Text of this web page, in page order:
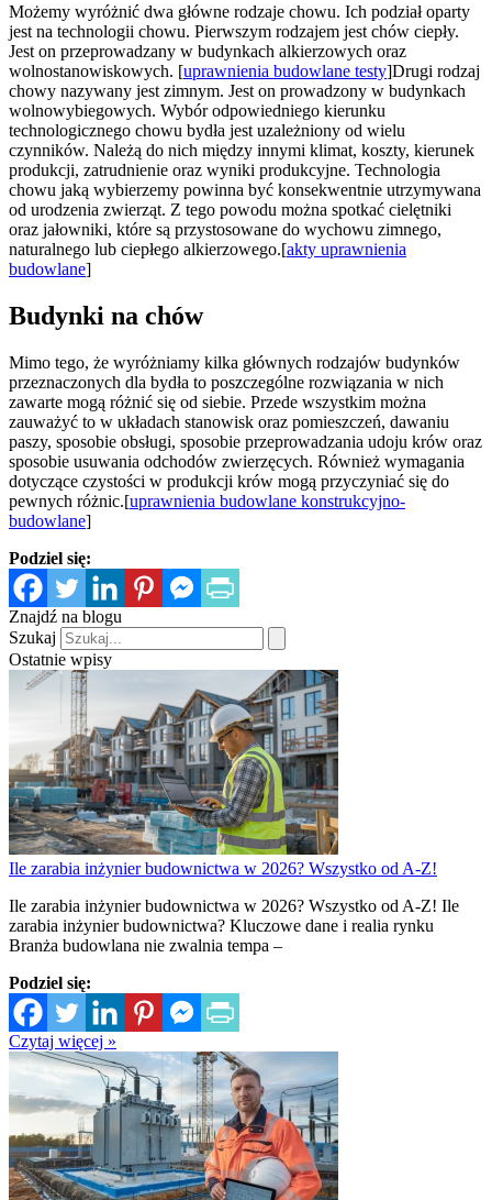
Możemy wyróżnić dwa główne rodzaje chowu. Ich podział oparty
jest na technologii chowu. Pierwszym rodzajem jest chów ciepły.
Jest on przeprowadzany w budynkach alkierzowych oraz
wolnostanowiskowych. [uprawnienia budowlane testy]Drugi rodzaj
chowy nazywany jest zimnym. Jest on prowadzony w budynkach
wolnowybiegowych. Wybór odpowiedniego kierunku
technologicznego chowu bydła jest uzależniony od wielu
czynników. Należą do nich między innymi klimat, koszty, kierunek
produkcji, zatrudnienie oraz wyniki produkcyjne. Technologia
chowu jaką wybierzemy powinna być konsekwentnie utrzymywana
od urodzenia zwierząt. Z tego powodu można spotkać cielętniki
oraz jałowniki, które są przystosowane do wychowu zimnego,
naturalnego lub ciepłego alkierzowego.[akty uprawnienia
budowlane]
Budynki na chów
Mimo tego, że wyróżniamy kilka głównych rodzajów budynków
przeznaczonych dla bydła to poszczególne rozwiązania w nich
zawarte mogą różnić się od siebie. Przede wszystkim można
zauważyć to w układach stanowisk oraz pomieszczeń, dawaniu
paszy, sposobie obsługi, sposobie przeprowadzania udoju krów oraz
sposobie usuwania odchodów zwierzęcych. Również wymagania
dotyczące czystości w produkcji krów mogą przyczyniać się do
pewnych różnic.[uprawnienia budowlane konstrukcyjno-
budowlane]
Podziel się:
Znajdź na blogu
Szukaj
Ostatnie wpisy
Ile zarabia inżynier budownictwa w 2026? Wszystko od A-Z!
Ile zarabia inżynier budownictwa w 2026? Wszystko od A-Z! Ile
zarabia inżynier budownictwa? Kluczowe dane i realia rynku
Branża budowlana nie zwalnia tempa –
Podziel się:
Czytaj więcej »